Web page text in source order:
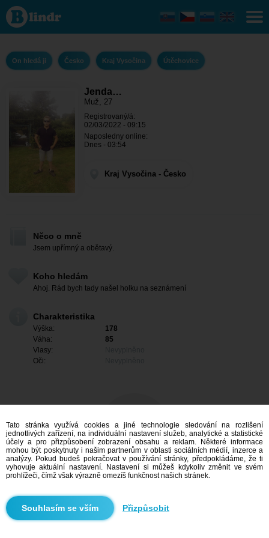
Jenda
Babický -
On hledá ji
Kraj
Útěchovice
On hledá ji Česko Kraj Vysočina Útěchovice
Jenda…
Muž, 27
Registrovaný/á:
02/03/2022 - 09:15
Naposledny online:
Dnes - 03:54
Kraj Vysočina - Česko
Něco o mně
Jsem upřímný a obětavý.
Koho hledám
Ahoj. Rád bych tady našel holku na seznámení
Charakteristika
Výška:
178
Váha:
85
Vlasy:
Oči:
Mám zájem
Vyhledávání
Tato stránka využívá cookies a jiné technologie sledování na rozlišení
jednotlivých zařízení, na individuální nastavení služeb, analytické a statistické
účely a pro přizpůsobení zobrazení obsahu a reklam. Některé informace
mohou být poskytnuty i našim partnerům v oblasti sociálních médií, inzerce a
analýzy. Pokud budeš pokračovat v používání stránky, předpokládáme, že ti
vyhovuje aktuální nastavení. Nastavení si můžeš kdykoliv změnit ve svém
prohlížeči, čímž však výrazně omezíš funkčnost našich stránek.
Přizpůsobit